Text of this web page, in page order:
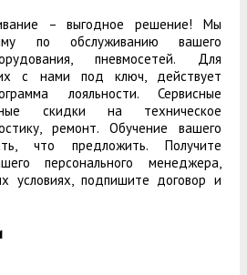
– выгодное решение! Мы
по обслуживанию вашего
пневмосетей. Для
с нами под ключ, действует
лояльности. Сервисные
скидки на техническое
ремонт. Обучение вашего
что предложить. Получите
персонального менеджера,
условиях, подпишите договор и